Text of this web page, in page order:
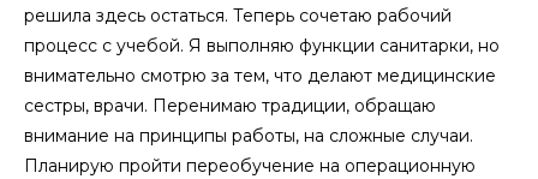
решила здесь остаться. Теперь сочетаю рабочий
процесс с учебой. Я выполняю функции санитарки, но
внимательно смотрю за тем, что делают медицинские
сестры, врачи. Перенимаю традиции, обращаю
внимание на принципы работы, на сложные случаи.
Планирую пройти переобучение на операционную